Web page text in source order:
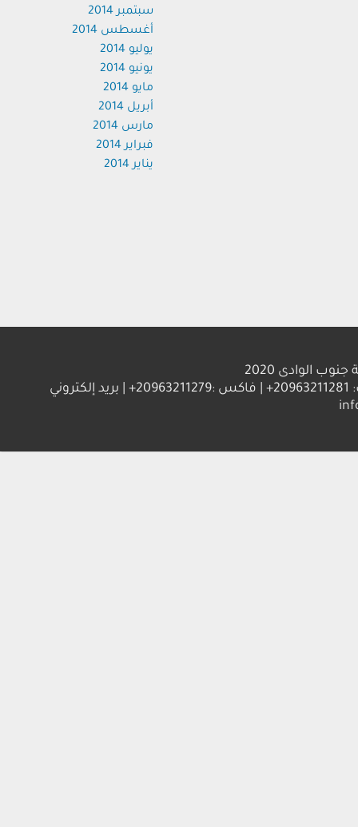
سبتمبر 2014
أغسطس 2014
يوليو 2014
يونيو 2014
مايو 2014
أبريل 2014
مارس 2014
فبراير 2014
يناير 2014
2020
العنوان : جامعة جنوب الوادي 83523 قنا - جمهورية مصر العربية | ت: 20963211281+ | فاكس :20963211279+ | بريد إلكتروني